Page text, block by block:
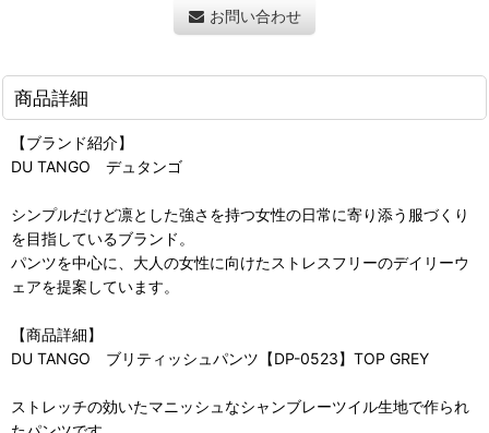
お問い合わせ
商品詳細
【ブランド紹介】
DU TANGO デュタンゴ
シンプルだけど凛とした強さを持つ女性の日常に寄り添う服づくり
を目指しているブランド。
パンツを中心に、大人の女性に向けたストレスフリーのデイリーウ
ェアを提案しています。
【商品詳細】
DU TANGO ブリティッシュパンツ【DP-0523】TOP GREY
ストレッチの効いたマニッシュなシャンブレーツイル生地で作られ